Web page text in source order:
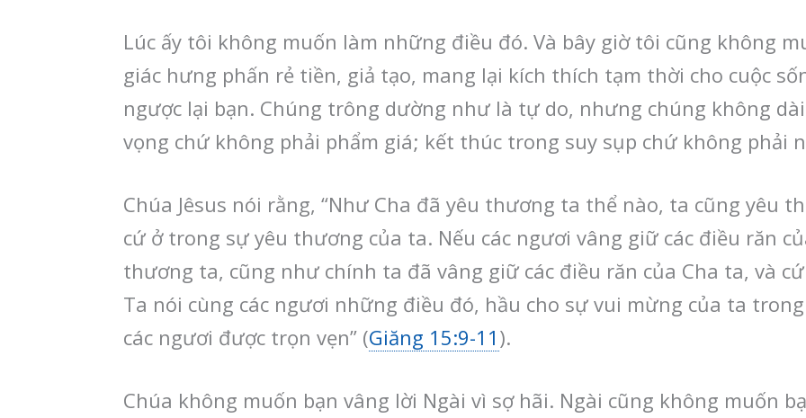
Lúc ấy tôi không muốn làm những điều đó. Và bây giờ tôi cũng không
giác hưng phấn rẻ tiền, giả tạo, mang lại kích thích tạm thời cho cuộc
ngược lại bạn. Chúng trông dường như là tự do, nhưng chúng không
vọng chứ không phải phẩm giá; kết thúc trong suy sụp chứ không phải
Chúa Jêsus nói rằng, “Như Cha đã yêu thương ta thể nào, ta cũng yêu
cứ ở trong sự yêu thương của ta. Nếu các ngươi vâng giữ các điều răn
thương ta, cũng như chính ta đã vâng giữ các điều răn của Cha ta, và
Ta nói cùng các ngươi những điều đó, hầu cho sự vui mừng của ta
các ngươi được trọn vẹn” (Giăng 15:9-11 ).
Chúa không muốn bạn vâng lời Ngài vì sợ hãi. Ngài cũng không muốn